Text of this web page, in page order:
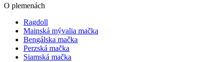
O plemenách
Ragdoll
Mainská mývalia mačka
Bengálska mačka
Perzská mačka
Siamská mačka